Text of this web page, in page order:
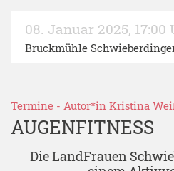
08. Januar 2025, 17:00
Bruckmühle
Termine - Autor*in Kristina
AUGENFITNESS
Die LandFrauen